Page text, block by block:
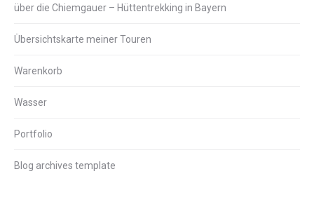
über die Chiemgauer – Hüttentrekking in Bayern
Übersichtskarte meiner Touren
Warenkorb
Wasser
Portfolio
Blog archives template